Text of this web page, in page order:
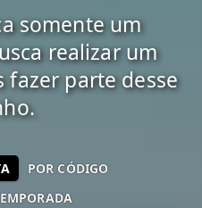
somente um
realizar um
fazer parte desse
POR CÓDIGO